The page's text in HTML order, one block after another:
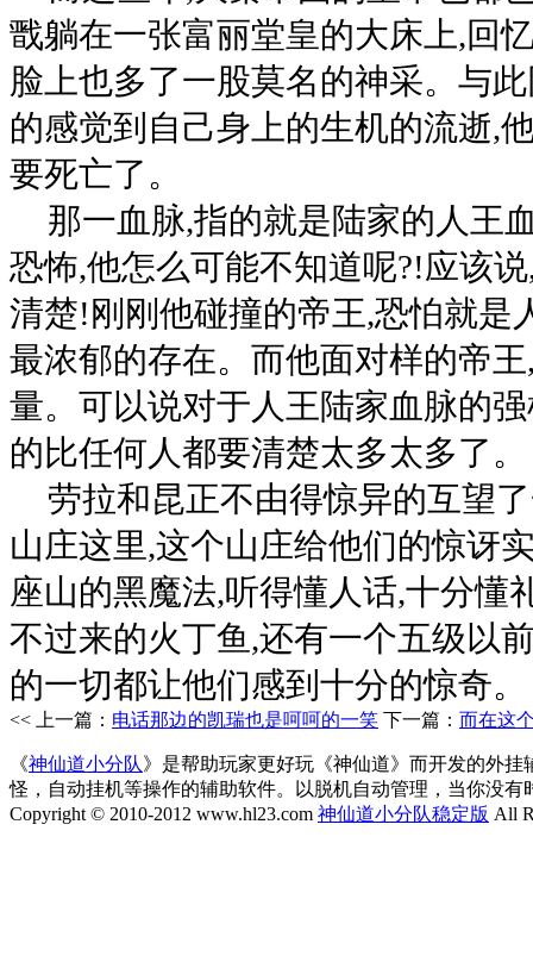
戬躺在一张富丽堂皇的大床上,回
脸上也多了一股莫名的神采。与
的感觉到自己身上的生机的流逝,
要死亡了。
那一血脉,指的就是陆家的人王
恐怖,他怎么可能不知道呢?!应该
清楚!刚刚他碰撞的帝王,恐怕就是
最浓郁的存在。而他面对样的帝
量。可以说对于人王陆家血脉的
的比任何人都要清楚太多太多了。
劳拉和昆正不由得惊异的互望
山庄这里,这个山庄给他们的惊讶
座山的黑魔法,听得懂人话,十分懂
不过来的火丁鱼,还有一个五级以
的一切都让他们感到十分的惊奇。
<< 上一篇： 电话那边的凯瑞也是呵呵的一笑 下一篇： 而在这
《神仙道小分队》是帮助玩家更好玩《神仙道》而开发的外
怪，自动挂机等操作的辅助软件。以脱机自动管理，当你没有
Copyright © 2010-2012 www.hl23.com 神仙道小分队稳定版 All